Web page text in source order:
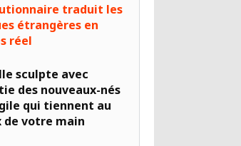
traduit les
étrangères en
réel
sculpte avec
des nouveaux-nés
qui tiennent au
de votre main